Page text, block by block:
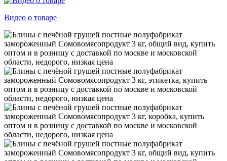
Видео о товаре